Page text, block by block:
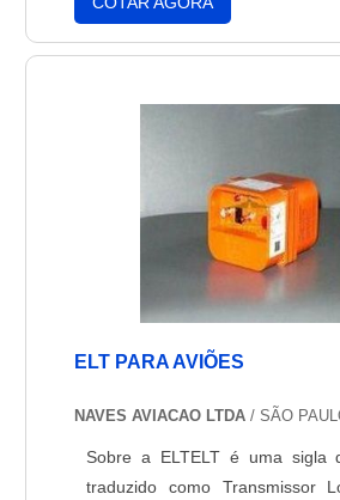
logo, é uma ótima opção dentro
industrial. A cortina de pvc é
benefício,....
ELT PARA AVIÕES
NAVES AVIACAO LTDA / SÃO
Sobre a ELTELT é uma sigla
traduzido como Transmissor